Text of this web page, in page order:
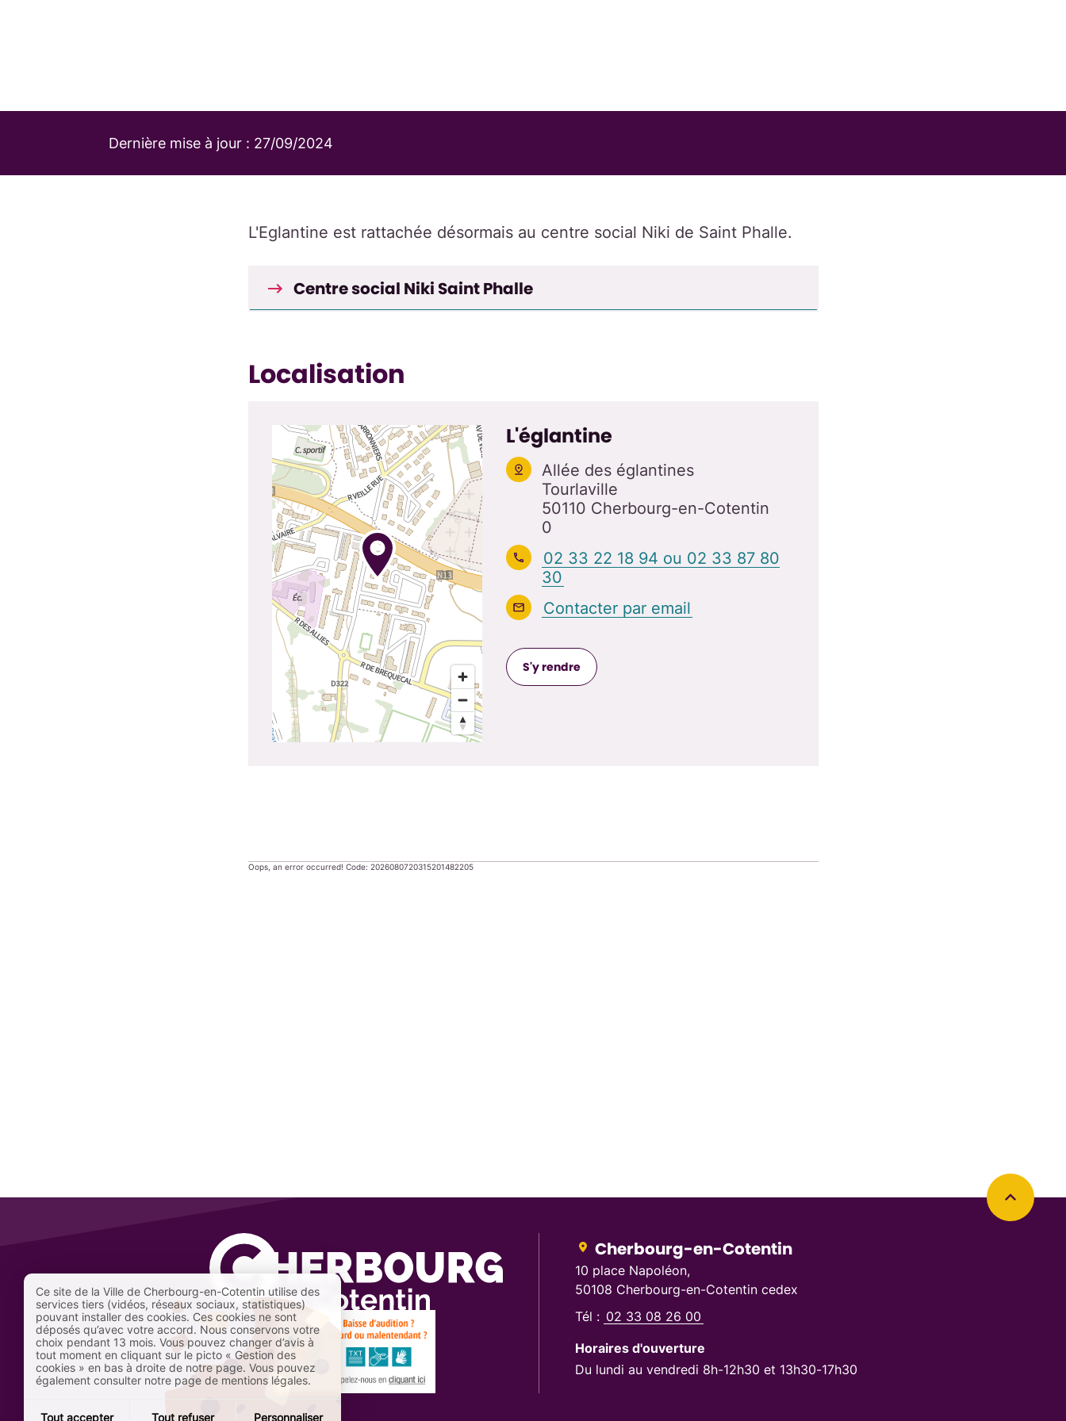
Dernière mise à jour : 27/09/2024
L'Eglantine est rattachée désormais au centre social Niki de Saint Phalle.
Centre social Niki Saint Phalle
Localisation
L'églantine
Allée des églantines
Tourlaville
50110 Cherbourg-en-Cotentin
0
02 33 22 18 94 ou 02 33 87 80
30
Contacter par email
S'y rendre
Oops, an error occurred! Code: 2026080720315201482205
Retourner en haut de la page
Cherbourg-en-Cotentin
10 place Napoléon,
50108 Cherbourg-en-Cotentin cedex
Tél : 02 33 08 26 00
Horaires d'ouverture
Du lundi au vendredi 8h-12h30 et 13h30-17h30
Ce site de la Ville de Cherbourg-en-Cotentin utilise des
services tiers (vidéos, réseaux sociaux, statistiques)
pouvant installer des cookies. Ces cookies ne sont
déposés qu’avec votre accord. Nous conservons votre
choix pendant 13 mois. Vous pouvez changer d’avis à
tout moment en cliquant sur le picto « Gestion des
cookies » en bas à droite de notre page. Vous pouvez
également consulter notre page de mentions légales.
Tout accepter Tout refuser Personnaliser